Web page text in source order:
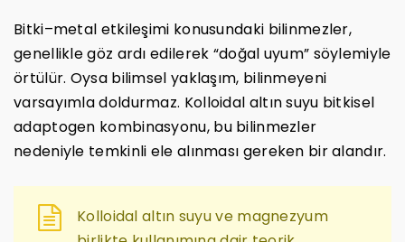
Bitki–metal etkileşimi konusundaki bilinmezler,
genellikle göz ardı edilerek “doğal uyum” söylemiyle
örtülür. Oysa bilimsel yaklaşım, bilinmeyeni
varsayımla doldurmaz. Kolloidal altın suyu bitkisel
adaptogen kombinasyonu, bu bilinmezler
nedeniyle temkinli ele alınması gereken bir alandır.
Kolloidal altın suyu ve magnezyum